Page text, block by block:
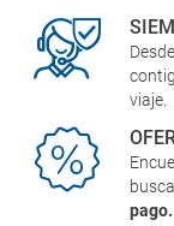
viaje.
pago.